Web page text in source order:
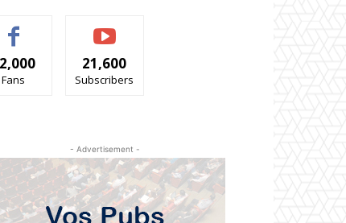
Fans
21,600
Subscribers
- Advertisement -